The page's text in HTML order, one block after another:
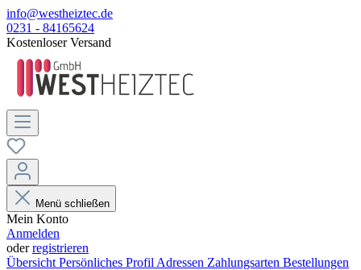
info@westheiztec.de
0231 - 84165624
Kostenloser Versand
Menü schließen
Mein Konto
Anmelden
oderregistrieren
Übersicht Persönliches Profil Adressen Zahlungsarten Bestellungen